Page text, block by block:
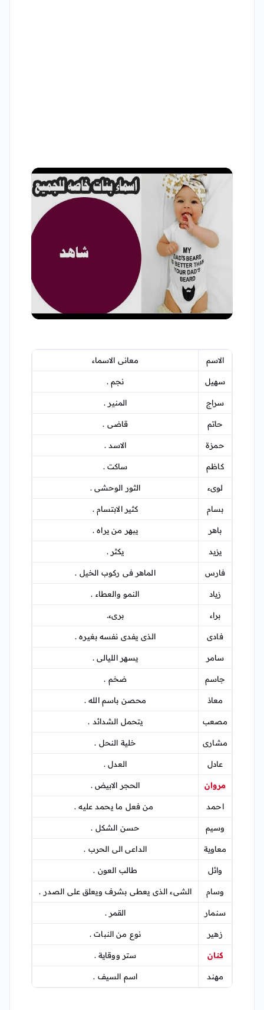
الاسم معانى الاسماء
سهيل نجم .
سراج المنير .
حاتم قاضى .
حمزة الاسد .
كاظم ساكت .
لوىء الثور الوحشى .
بسام كثير الابتسام .
باهر يبهر من يراه .
يزيد يكثر .
فارس الماهر فى ركوب الخيل .
زياد النمو والعطاء .
براء برىء.
فادى الذى يفدى نفسه بغيره .
سامر يسهر الليالى .
جاسم ضخم .
معاذ محصن باسم الله .
مصعب يتحمل الشدائد .
مشارى خلية النحل .
عادل العدل .
مروان الحجر الابيض .
احمد من فعل ما يحمد عليه .
وسيم حسن الشكل .
معاوية الداعى الى الحرب .
وائل طالب العون .
وسام الشىء الذى يعطى بشرف ويعلق على الصدر .
سنمار القمر .
زهير نوع من النبات .
كنان ستر ووقاية .
مهند اسم السيف .